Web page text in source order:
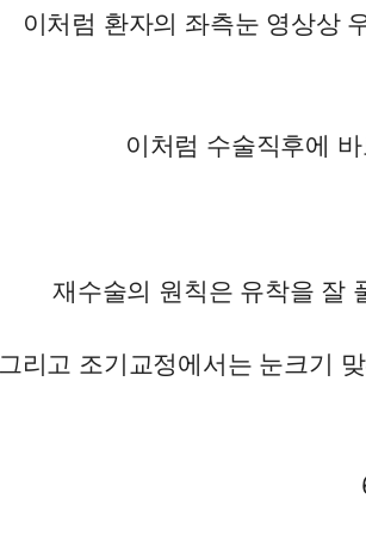
이처럼 환자의 좌측눈 영상상
이처럼 수술직후에
재수술의 원칙은 유착을 잘
그리고 조기교정에서는 눈크기